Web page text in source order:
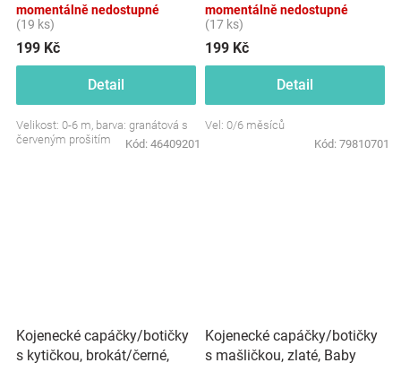
momentálně nedostupné
(19 ks)
199 Kč
Detail
Velikost: 0-6 m, barva: granátová s
červeným prošitím
Kód: 46409201
momentálně nedostupné
(17 ks)
199 Kč
Detail
Vel: 0/6 měsíců
Kód: 79810701
Kojenecké capáčky/botičky
s kytičkou, brokát/černé,
Kojenecké capáčky/botičky
s mašličkou, zlaté, Baby